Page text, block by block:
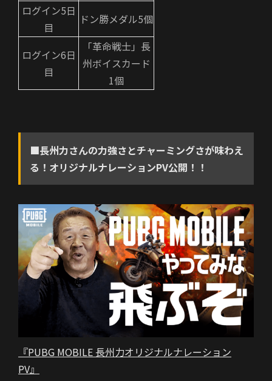
ログイン5日
目
ドン勝メダル5個
ログイン6日
目
「革命戦士」長
州ボイスカード
1個
■長州力さんの力強さとチャーミングさが味わえ
る！オリジナルナレーションPV公開！！
『PUBG MOBILE 長州力オリジナルナレーション
PV』